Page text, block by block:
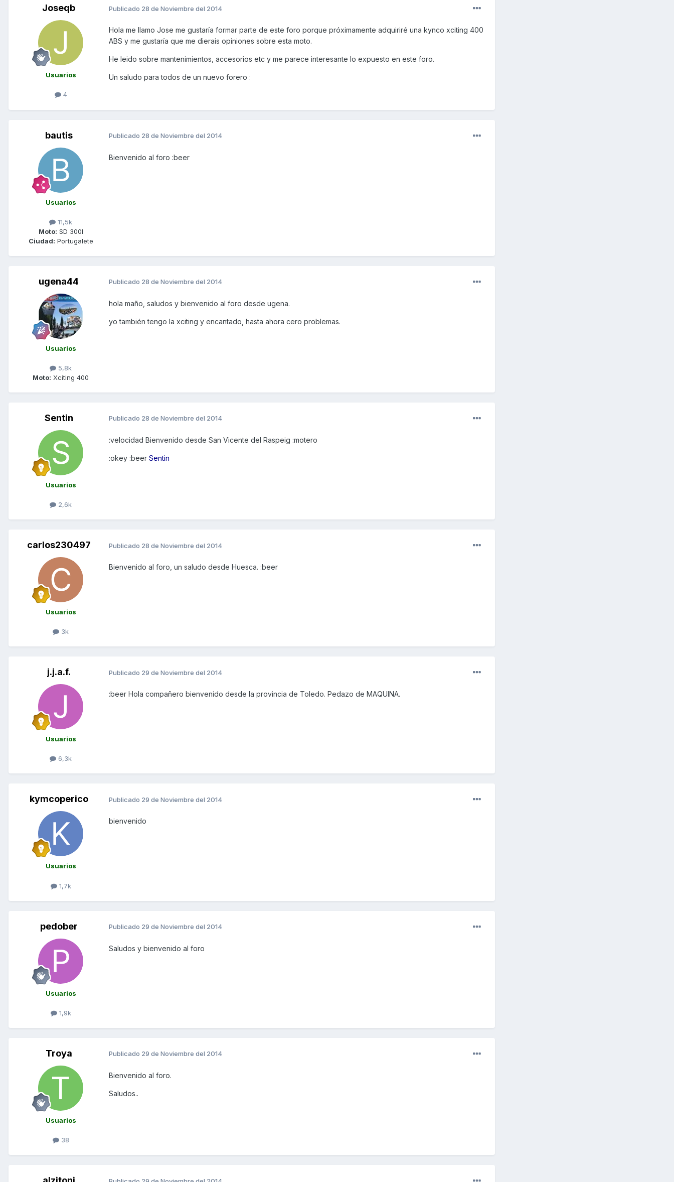
Joseqb
Usuarios
4
Publicado 28 de Noviembre del 2014
Hola me llamo Jose me gustaría formar parte de este foro porque próximamente adquiriré una kynco xciting 400
ABS y me gustaría que me dierais opiniones sobre esta moto.
He leido sobre mantenimientos, accesorios etc y me parece interesante lo expuesto en este foro.
Un saludo para todos de un nuevo forero :
bautis
Usuarios
11,5k
Moto: SD 300I
Ciudad: Portugalete
Publicado 28 de Noviembre del 2014
Bienvenido al foro :beer
ugena44
Usuarios
5,8k
Moto: Xciting 400
Publicado 28 de Noviembre del 2014
hola maño, saludos y bienvenido al foro desde ugena.
yo también tengo la xciting y encantado, hasta ahora cero problemas.
Sentin
Usuarios
2,6k
Publicado 28 de Noviembre del 2014
:velocidad Bienvenido desde San Vicente del Raspeig :motero
:okey :beer Sentin
carlos230497
Usuarios
3k
Publicado 28 de Noviembre del 2014
Bienvenido al foro, un saludo desde Huesca. :beer
j.j.a.f.
Usuarios
6,3k
Publicado 29 de Noviembre del 2014
:beer Hola compañero bienvenido desde la provincia de Toledo. Pedazo de MAQUINA.
kymcoperico
Usuarios
1,7k
Publicado 29 de Noviembre del 2014
bienvenido
pedober
Usuarios
1,9k
Publicado 29 de Noviembre del 2014
Saludos y bienvenido al foro
Troya
Usuarios
38
Publicado 29 de Noviembre del 2014
Bienvenido al foro.
Saludos..